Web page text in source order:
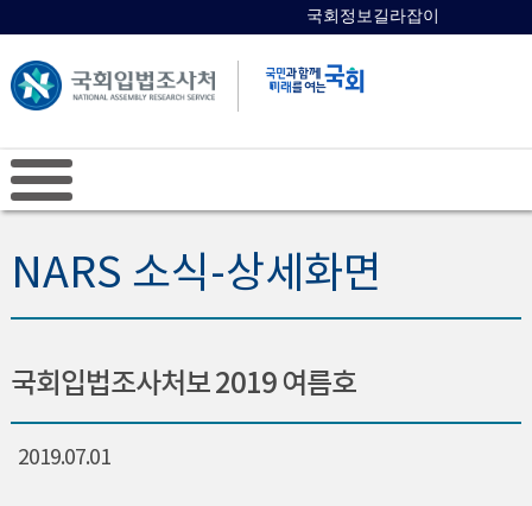
국회정보길라잡이
NARS 소식-상세화면
국회입법조사처보 2019 여름호
2019.07.01